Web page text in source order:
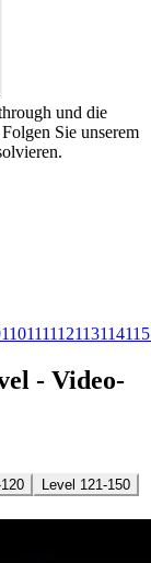
und die
Sie unserem
110111112113114115
- Video-
Level 121-150